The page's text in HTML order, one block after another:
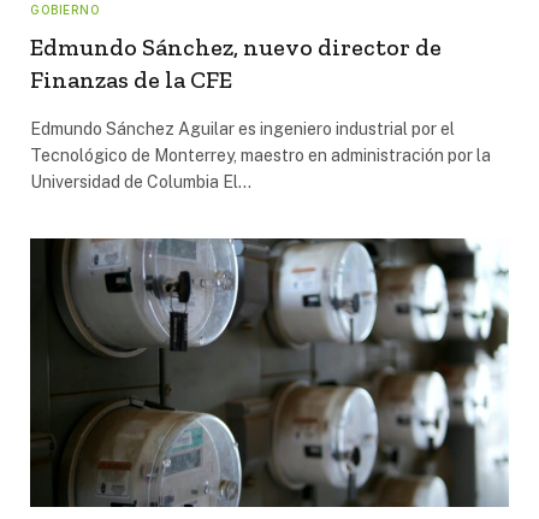
GOBIERNO
Edmundo Sánchez, nuevo director de
Finanzas de la CFE
Edmundo Sánchez Aguilar es ingeniero industrial por el
Tecnológico de Monterrey, maestro en administración por la
Universidad de Columbia El…